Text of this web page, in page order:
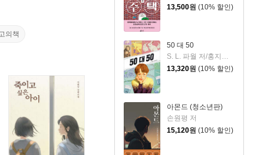
13,500원 (10% 할인)
50 대 50
S. L. 파월 저/홍지연 역
13,320원 (10% 할인)
아몬드 (청소년판)
손원평 저
15,120원 (10% 할인)
의책